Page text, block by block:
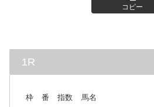
コピー
1R
枠 番 指数 馬名